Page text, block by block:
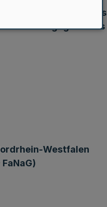
des Landes
und Wegegesetzes
Westfalen